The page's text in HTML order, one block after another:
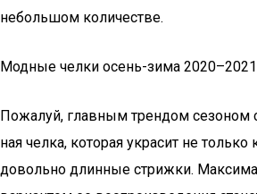
небольшом количестве.
Модные челки осень-зима 2020–2021
Пожа­луй, глав­ным трен­дом сезо­ном
ная чел­ка, кото­рая укра­сит не толь­ко
доволь­но длин­ные стриж­ки.